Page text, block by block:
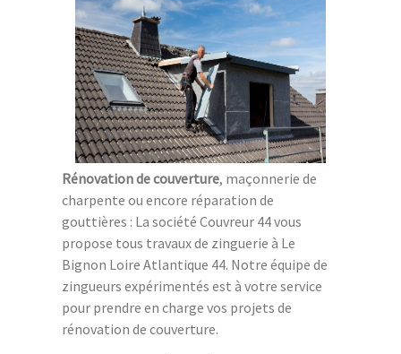
Rénovation de couverture, maçonnerie de
charpente ou encore réparation de
gouttières : La société Couvreur 44 vous
propose tous travaux de zinguerie à Le
Bignon Loire Atlantique 44. Notre équipe de
zingueurs expérimentés est à votre service
pour prendre en charge vos projets de
rénovation de couverture.